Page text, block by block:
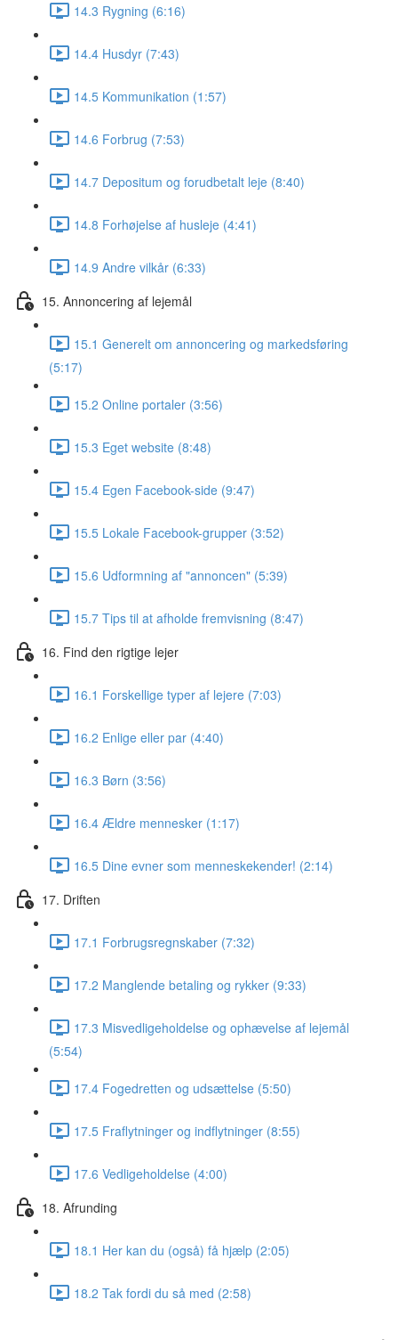
14.3 Rygning (6:16)
14.4 Husdyr (7:43)
14.5 Kommunikation (1:57)
14.6 Forbrug (7:53)
14.7 Depositum og forudbetalt leje (8:40)
14.8 Forhøjelse af husleje (4:41)
14.9 Andre vilkår (6:33)
15. Annoncering af lejemål
15.1 Generelt om annoncering og markedsføring
(5:17)
15.2 Online portaler (3:56)
15.3 Eget website (8:48)
15.4 Egen Facebook-side (9:47)
15.5 Lokale Facebook-grupper (3:52)
15.6 Udformning af "annoncen" (5:39)
15.7 Tips til at afholde fremvisning (8:47)
16. Find den rigtige lejer
16.1 Forskellige typer af lejere (7:03)
16.2 Enlige eller par (4:40)
16.3 Børn (3:56)
16.4 Ældre mennesker (1:17)
16.5 Dine evner som menneskekender! (2:14)
17. Driften
17.1 Forbrugsregnskaber (7:32)
17.2 Manglende betaling og rykker (9:33)
17.3 Misvedligeholdelse og ophævelse af lejemål
(5:54)
17.4 Fogedretten og udsættelse (5:50)
17.5 Fraflytninger og indflytninger (8:55)
17.6 Vedligeholdelse (4:00)
18. Afrunding
18.1 Her kan du (også) få hjælp (2:05)
18.2 Tak fordi du så med (2:58)